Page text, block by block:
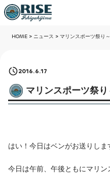
HOME> ニュース > マリンスポーツ祭り～
2016.6.17
マリンスポーツ祭り
はい！今日はベンがお送りしま
今日は午前、午後ともにマリン